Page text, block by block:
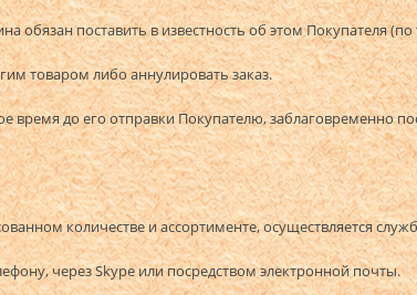
обязан поставить в известность об этом Покупателя
товаром либо аннулировать заказ.
время до его отправки Покупателю, заблаговременно
количестве и ассортименте, осуществляется
через Skype или посредством электронной почты.